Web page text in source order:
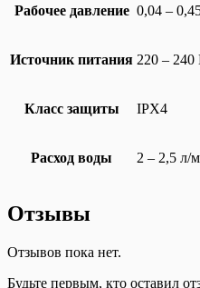
Рабочее давление 0,04 –
Источник питания 220 –
Класс защиты IPX4
Расход воды 2 – 2,5 л/
Отзывы
Отзывов пока нет.
Будьте первым, кто оставил